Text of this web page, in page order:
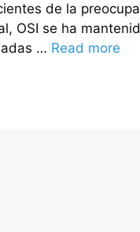
de la
OSI se ha
… Read more